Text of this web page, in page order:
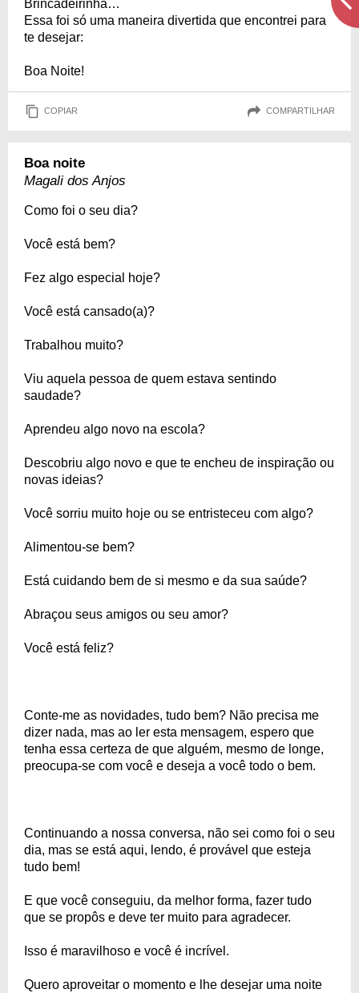
Brincadeirinha…
Essa foi só uma maneira divertida que encontrei para
te desejar:
Boa Noite!
COPIAR COMPARTILHAR
Boa noite
Magali dos Anjos
Como foi o seu dia?
Você está bem?
Fez algo especial hoje?
Você está cansado(a)?
Trabalhou muito?
Viu aquela pessoa de quem estava sentindo
saudade?
Aprendeu algo novo na escola?
Descobriu algo novo e que te encheu de inspiração ou
novas ideias?
Você sorriu muito hoje ou se entristeceu com algo?
Alimentou-se bem?
Está cuidando bem de si mesmo e da sua saúde?
Abraçou seus amigos ou seu amor?
Você está feliz?
Conte-me as novidades, tudo bem? Não precisa me
dizer nada, mas ao ler esta mensagem, espero que
tenha essa certeza de que alguém, mesmo de longe,
preocupa-se com você e deseja a você todo o bem.
Continuando a nossa conversa, não sei como foi o seu
dia, mas se está aqui, lendo, é provável que esteja
tudo bem!
E que você conseguiu, da melhor forma, fazer tudo
que se propôs e deve ter muito para agradecer.
Isso é maravilhoso e você é incrível.
Quero aproveitar o momento e lhe desejar uma noite